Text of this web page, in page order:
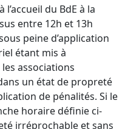
du BdE à la
entre 12h et 13h
peine d’application
étant mis à
associations
un état de propreté
de pénalités. Si le
horaire définie ci-
irréprochable et sans